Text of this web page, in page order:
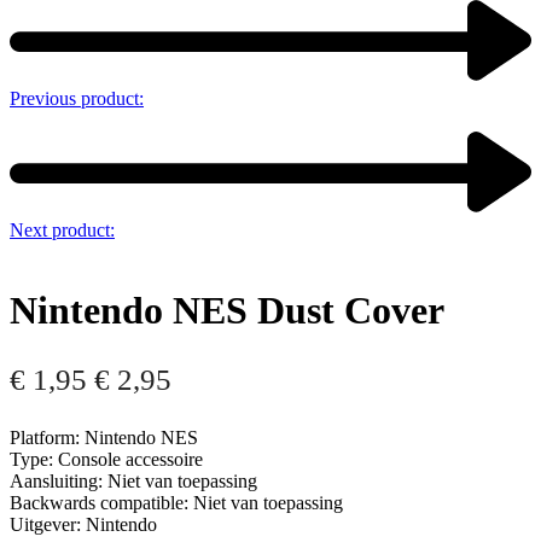
Previous product:
Next product:
Nintendo NES Dust Cover
€ 1,95 € 2,95
Platform: Nintendo NES
Type: Console accessoire
Aansluiting: Niet van toepassing
Backwards compatible: Niet van toepassing
Uitgever: Nintendo